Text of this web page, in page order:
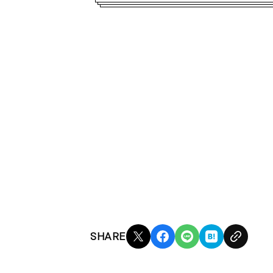
SHARE